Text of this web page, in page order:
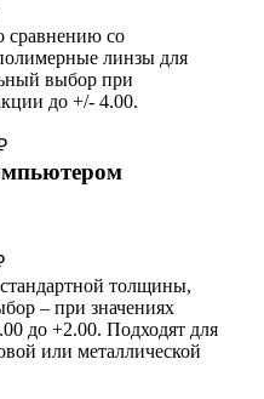
сравнению со
линзы для
выбор при
до +/- 4.00.
толщины,
– при значениях
до +2.00. Подходят для
или металлической